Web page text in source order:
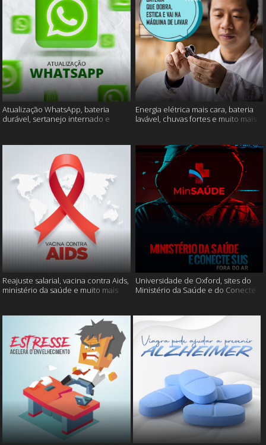
Atualização WhatsApp, bateria
durável, sertanejo internado e
Energia elétrica mais cara, bateria
lavável, chuvas fortes e muito mais
Reajuste salarial, vacina contra Aids,
ministério da saúde e muito mais
Universidade de Oxford, sites do
Ministério da Saúde e do Conecte